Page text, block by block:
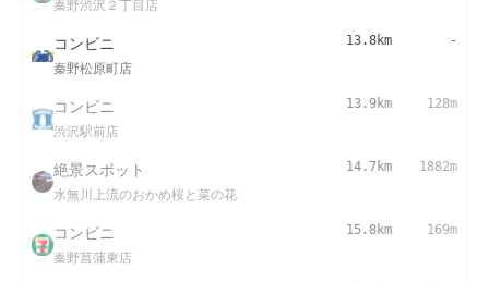
秦野渋沢２丁目店
コンビニ
秦野松原町店
13.8km -
コンビニ
渋沢駅前店
13.9km 128m
絶景スポット
水無川上流のおかめ桜と菜の花
14.7km 1882m
コンビニ
秦野菖蒲東店
15.8km 169m